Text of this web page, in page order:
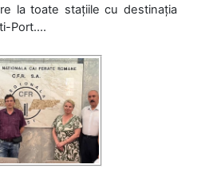
la toate stațiile cu destinația
Port....